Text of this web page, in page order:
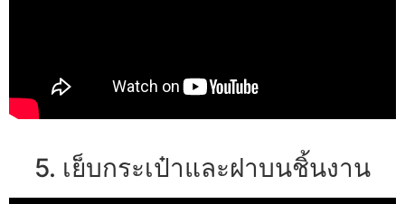
5. เย็บกระเป๋าและฝาบนชิ้นงาน